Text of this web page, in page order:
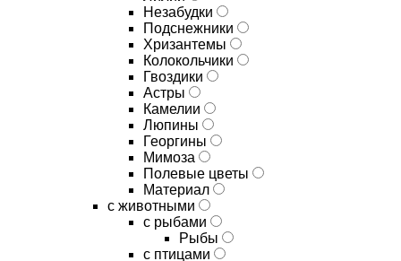
Незабудки
Подснежники
Хризантемы
Колокольчики
Гвоздики
Астры
Камелии
Люпины
Георгины
Мимоза
Полевые цветы
Материал
с животными
с рыбами
Рыбы
с птицами